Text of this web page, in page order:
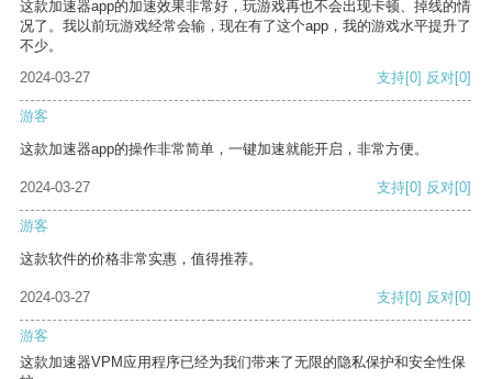
这款加速器app的加速效果非常好，玩游戏再也不会出现卡顿、掉线的情
况了。我以前玩游戏经常会输，现在有了这个app，我的游戏水平提升了
不少。
2024-03-27
支持[0] 反对[0]
游客
这款加速器app的操作非常简单，一键加速就能开启，非常方便。
2024-03-27 支持[0] 反对[0]
游客
这款软件的价格非常实惠，值得推荐。
2024-03-27 支持[0] 反对[0]
游客
这款加速器VPM应用程序已经为我们带来了无限的隐私保护和安全性保